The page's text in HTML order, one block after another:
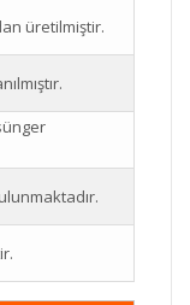
üretilmiştir.